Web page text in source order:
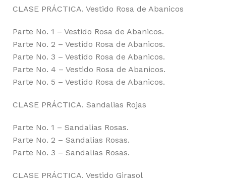
CLASE PRÁCTICA. Vestido Rosa de Abanicos
Parte No. 1 – Vestido Rosa de Abanicos.
Parte No. 2 – Vestido Rosa de Abanicos.
Parte No. 3 – Vestido Rosa de Abanicos.
Parte No. 4 – Vestido Rosa de Abanicos.
Parte No. 5 – Vestido Rosa de Abanicos.
CLASE PRÁCTICA. Sandalias Rojas
Parte No. 1 – Sandalias Rosas.
Parte No. 2 – Sandalias Rosas.
Parte No. 3 – Sandalias Rosas.
CLASE PRÁCTICA. Vestido Girasol